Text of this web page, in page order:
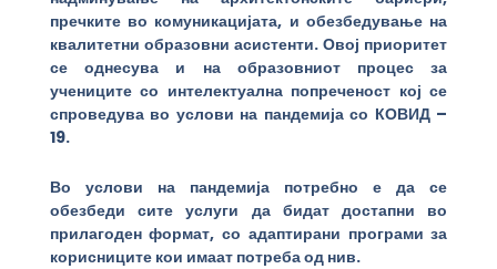
пречките во комуникацијата, и обезбедување на
квалитетни образовни асистенти. Овој приоритет
се однесува и на образовниот процес за
учениците со интелектуална попреченост кој се
спроведува во услови на пандемија со КОВИД –
19.
Во услови на пандемија потребно е да се
обезбеди сите услуги да бидат достапни во
прилагоден формат, со адаптирани програми за
корисниците кои имаат потреба од нив.